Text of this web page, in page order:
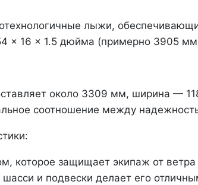
лыжи,
x 16 x 1.5 дюйма (примерно 3905
около 3309 мм, ширина —
соотношение между
которое защищает экипаж от ветра
и подвески делает его